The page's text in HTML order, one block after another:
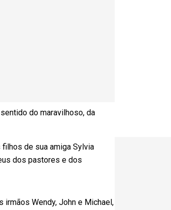
do maravilhoso, da
de sua amiga Sylvia
dos pastores e dos
irmãos Wendy, John e Michael,